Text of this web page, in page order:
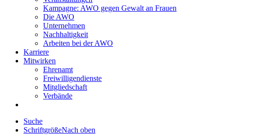
Kampagne: AWO gegen Gewalt an Frauen
Die AWO
Unternehmen
Nachhaltigkeit
Arbeiten bei der AWO
Karriere
Mitwirken
Ehrenamt
Freiwilligendienste
Mitgliedschaft
Verbände
Suche
SchriftgrößeNach oben